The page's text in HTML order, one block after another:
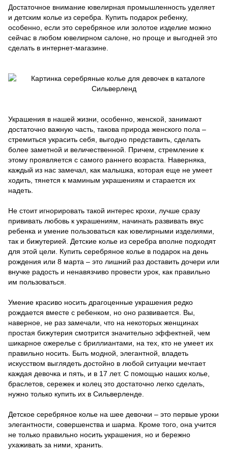
Достаточное внимание ювелирная промышленность уделяет
и детским колье из серебра. Купить подарок ребенку,
особенно, если это серебряное или золотое изделие можно
сейчас в любом ювелирном салоне, но проще и выгодней это
сделать в интернет-магазине.
Украшения в нашей жизни, особенно, женской, занимают
достаточно важную часть, такова природа женского пола –
стремиться украсить себя, выгодно представить, сделать
более заметной и величественной. Причем, стремление к
этому проявляется с самого раннего возраста. Наверняка,
каждый из нас замечал, как малышка, которая еще не умеет
ходить, тянется к маминым украшениям и старается их
надеть.
Не стоит игнорировать такой интерес крохи, лучше сразу
прививать любовь к украшениям, начинать развивать вкус
ребенка и умение пользоваться как ювелирными изделиями,
так и бижутерией. Детские колье из серебра вполне подходят
для этой цели. Купить серебряное колье в подарок на день
рождения или 8 марта – это лишний раз доставить дочери или
внучке радость и ненавязчиво провести урок, как правильно
им пользоваться.
Умение красиво носить драгоценные украшения редко
рождается вместе с ребенком, но оно развивается. Вы,
наверное, не раз замечали, что на некоторых женщинах
простая бижутерия смотрится значительно эффектней, чем
шикарное ожерелье с бриллиантами, на тех, кто не умеет их
правильно носить. Быть модной, элегантной, владеть
искусством выглядеть достойно в любой ситуации мечтает
каждая девочка и пять, и в 17 лет. С помощью наших колье,
браслетов, сережек и колец это достаточно легко сделать,
нужно только купить их в Сильверленде.
Детское серебряное колье на шее девочки – это первые уроки
элегантности, совершенства и шарма. Кроме того, она учится
не только правильно носить украшения, но и бережно
ухаживать за ними, хранить.